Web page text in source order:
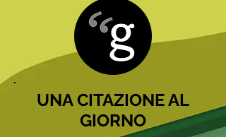
UNA CITAZIONE AL
GIORNO